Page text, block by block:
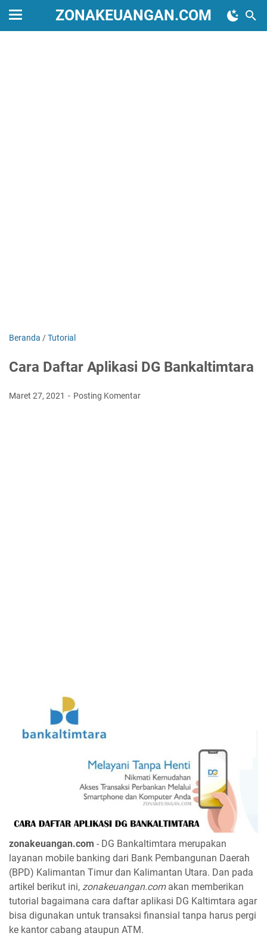
ZONAKEUANGAN.COM
Beranda /Tutorial
Cara Daftar Aplikasi DG Bankaltimtara
Maret 27, 2021 Posting Komentar
zonakeuangan.com - DG Bankaltimtara merupakan
layanan mobile banking dari Bank Pembangunan Daerah
(BPD) Kalimantan Timur dan Kalimantan Utara. Dan pada
artikel berikut ini, zonakeuangan.comakan memberikan
tutorial bagaimana cara daftar aplikasi DG Kaltimtara agar
bisa digunakan untuk transaksi finansial tanpa harus pergi
ke kantor cabang ataupun ATM.